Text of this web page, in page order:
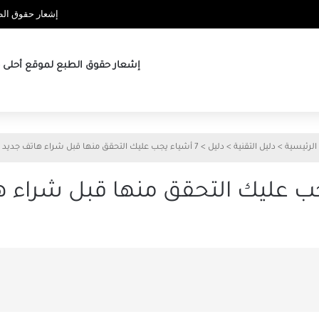
إشعار حقوق
إشعار حقوق الطبع لموقع أحلى
الرئيسية > دليل التقنية > دليل > 7 أشياء يجب عليك التحقق منها قبل شراء هاتف جديد